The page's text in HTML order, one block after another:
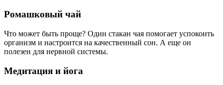
Ромашковый чай
Что может быть проще? Один стакан чая помогает успокоить
организм и настроится на качественный сон. А еще он
полезен для нервной системы.
Медитация и йога